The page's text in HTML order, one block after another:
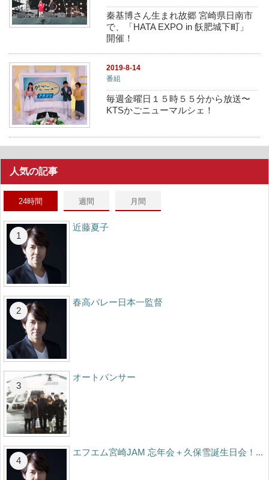
秦基博さん生まれ故郷 宮崎県日南市
で、「HATA EXPO in 飫肥城下町」
開催！
2019-8-14
番組
毎週金曜日１５時５５分から放送〜
KTSかごニューマルシェ！
人気の記事
24時間 週間 月間
近藤夏子
春高バレー日本一監督
オートパンサー
エフエム宮崎JAM 忘年会＋久保雪誕生日会！...